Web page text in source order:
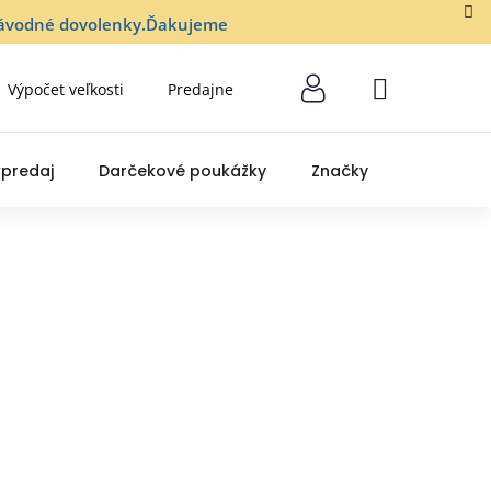
dovolenky.Ďakujeme
Výpočet veľkosti Predajne
NÁKUPNÝ
Darčekové poukážky Značky